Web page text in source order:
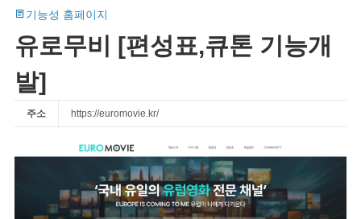
기능성 홈페이지
유로무비 [편성표,큐톤 기능개
발]
주소 https://euromovie.kr/